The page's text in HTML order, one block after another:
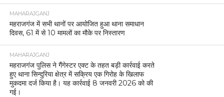
MAHARAJGANJ
महराजगंज में सभी थानों पर आयोजित हुआ थाना समाधान
दिवस, 61 में से 10 मामलों का मौके पर निस्तारण
MAHARAJGANJ
महराजगंज पुलिस ने गैंगेस्टर एक्ट के तहत बड़ी कार्रवाई करते
हुए थाना सिन्दुरिया क्षेत्र में सक्रिय एक गिरोह के खिलाफ
मुकदमा दर्ज किया है। यह कार्रवाई 8 जनवरी 2026 को की
गई।